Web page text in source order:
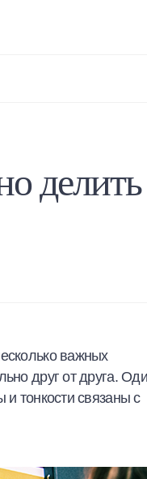
делить
важных
друг от друга.
тонкости связаны с